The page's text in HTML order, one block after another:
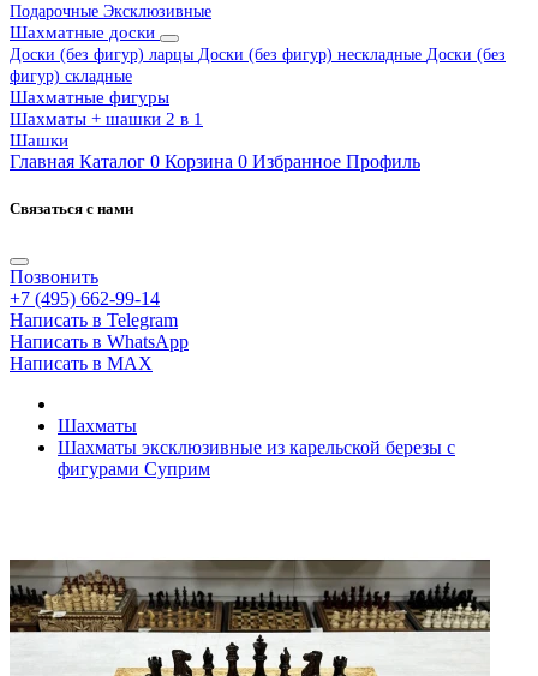
Подарочные Эксклюзивные
Шахматные доски
Доски (без фигур) ларцы Доски (без фигур) нескладные Доски (без
фигур) складные
Шахматные фигуры
Шахматы + шашки 2 в 1
Шашки
Главная Каталог 0 Корзина 0 Избранное Профиль
Связаться с нами
Позвонить
+7 (495) 662-99-14
Написать в Telegram
Написать в WhatsApp
Написать в MAX
Шахматы
Шахматы эксклюзивные из карельской березы с
фигурами Суприм